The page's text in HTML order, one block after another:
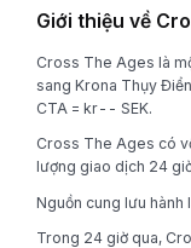
Giới thiệu về
Cross The Ages là
sang Krona Thụy
CTA = kr-- SEK.
Cross The Ages có
lượng giao dịch 24
Nguồn cung lưu hành
Trong 24 giờ qua,